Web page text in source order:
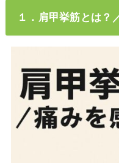
１．肩甲挙筋とは？